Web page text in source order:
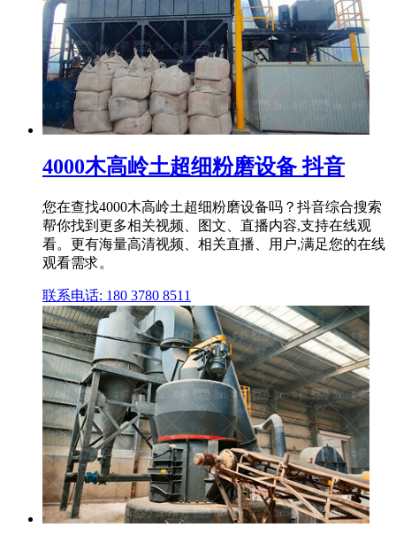
4000木高岭土超细粉磨设备 抖音
您在查找4000木高岭土超细粉磨设备吗？抖音综合搜索
帮你找到更多相关视频、图文、直播内容,支持在线观
看。更有海量高清视频、相关直播、用户,满足您的在线
观看需求。
联系电话: 180 3780 8511